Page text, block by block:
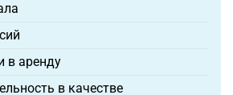
в аренду
в качестве